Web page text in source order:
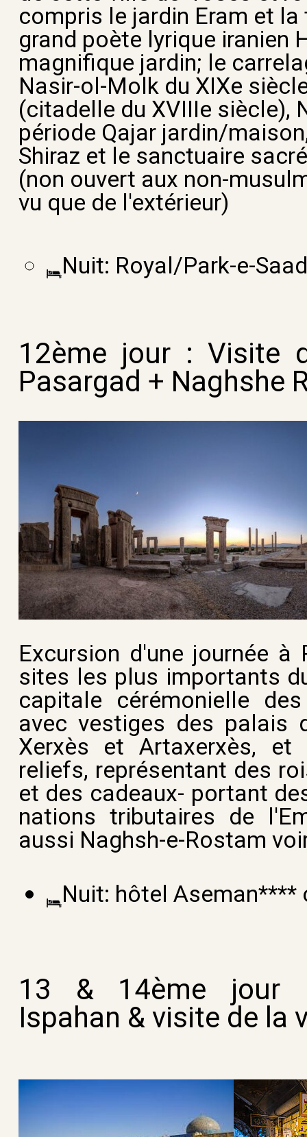
compris le jardin Eram et
grand poète lyrique iranien
magnifique jardin; le
Nasir-ol-Molk du XIXe
(citadelle du XVIIIe siècle),
période Qajar jardin/
Shiraz et le sanctuaire
(non ouvert aux non-
vu que de l'extérieur)
Nuit: Royal/Park-e-
12ème jour :Visite
Pasargad + Naghshe
Excursion d'une journée à
sites les plus importants
capitale cérémonielle
avec vestiges des palais
Xerxès et Artaxerxès, et
reliefs, représentant des
et des cadeaux- portant
nations tributaires de
aussi Naghsh-e-Rostam
Nuit: hôtel Aseman****
13 & 14ème jour
Ispahan & visite de la